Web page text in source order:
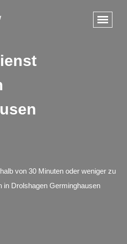
von 30 Minuten oder weniger zu
in Drolshagen Germinghausen